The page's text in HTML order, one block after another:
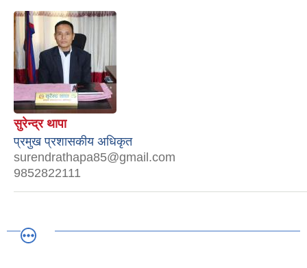
सुरेन्द्र थापा
प्रमुख प्रशासकीय अधिकृत
surendrathapa85@gmail.com
9852822111